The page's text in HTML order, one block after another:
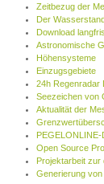
Zeitbezug der
Der
Download
Astronomische
Höhensysteme
Einzugsgebiete
24h Regenradar
Seezeichen von
Aktualität der
PEGELONLINE-
Open Source
Projektarbeit
Generierung